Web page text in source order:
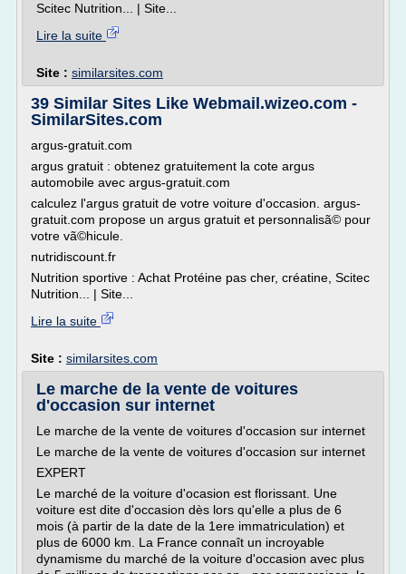
Scitec Nutrition... | Site...
Lire la suite
Site : similarsites.com
39 Similar Sites Like Webmail.wizeo.com -
SimilarSites.com
argus-gratuit.com
argus gratuit : obtenez gratuitement la cote argus
automobile avec argus-gratuit.com
calculez l'argus gratuit de votre voiture d'occasion. argus-
gratuit.com propose un argus gratuit et personnalisã© pour
votre vã©hicule.
nutridiscount.fr
Nutrition sportive : Achat Protéine pas cher, créatine, Scitec
Nutrition... | Site...
Lire la suite
Site : similarsites.com
Le marche de la vente de voitures
d'occasion sur internet
Le marche de la vente de voitures d'occasion sur internet
Le marche de la vente de voitures d'occasion sur internet
EXPERT
Le marché de la voiture d'ocasion est florissant. Une
voiture est dite d'occasion dès lors qu'elle a plus de 6
mois (à partir de la date de la 1ere immatriculation) et
plus de 6000 km. La France connaît un incroyable
dynamisme du marché de la voiture d'occasion avec plus